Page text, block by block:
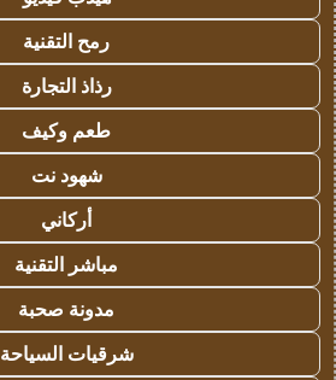
رمح التقنية
رذاذ التجارة
طعم وكيف
شهود نت
أركاني
مباشر التقنية
مدونة صحبة
شرقيات السياحة